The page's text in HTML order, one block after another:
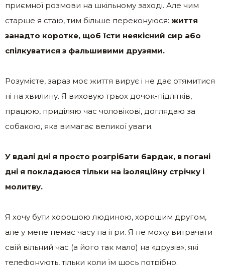
приємної розмови на шкільному заході. Але чим
старше я стаю, тим більше переконуюся: життя
занадто коротке, щоб їсти неякісний сир або
спілкуватися з фальшивими друзями.
Розумієте, зараз моє життя вирує і не дає отямитися
ні на хвилину. Я виховую трьох дочок-підлітків,
працюю, приділяю час чоловікові, доглядаю за
собакою, яка вимагає великої уваги.
У вдалі дні я просто розгрібати бардак, в погані
дні я покладаюся тільки на ізоляційну стрічку і
молитву.
Я хочу бути хорошою людиною, хорошим другом,
але у мене немає часу на ігри. Я не можу витрачати
свій вільний час (а його так мало) на «друзів», які
телефонують, тільки коли їм щось потрібно.